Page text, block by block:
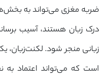
ضربه مغزی می‌تواند به
درک زبان هستند، آسیب
زبانی منجر شود. لکنت‌زبان،
است که می‌تواند اعتماد